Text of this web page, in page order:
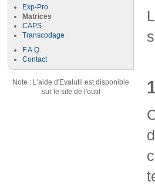
Exp-Pro
Matrices
CAPS
Transcodage
F.A.Q.
Contact
Note : L'aide d'Evalutil est disponible
sur le site de l'outil